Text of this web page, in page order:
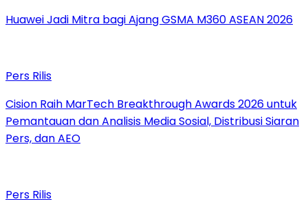
Huawei Jadi Mitra bagi Ajang GSMA M360 ASEAN 2026
Pers Rilis
Cision Raih MarTech Breakthrough Awards 2026 untuk
Pemantauan dan Analisis Media Sosial, Distribusi Siaran
Pers, dan AEO
Pers Rilis